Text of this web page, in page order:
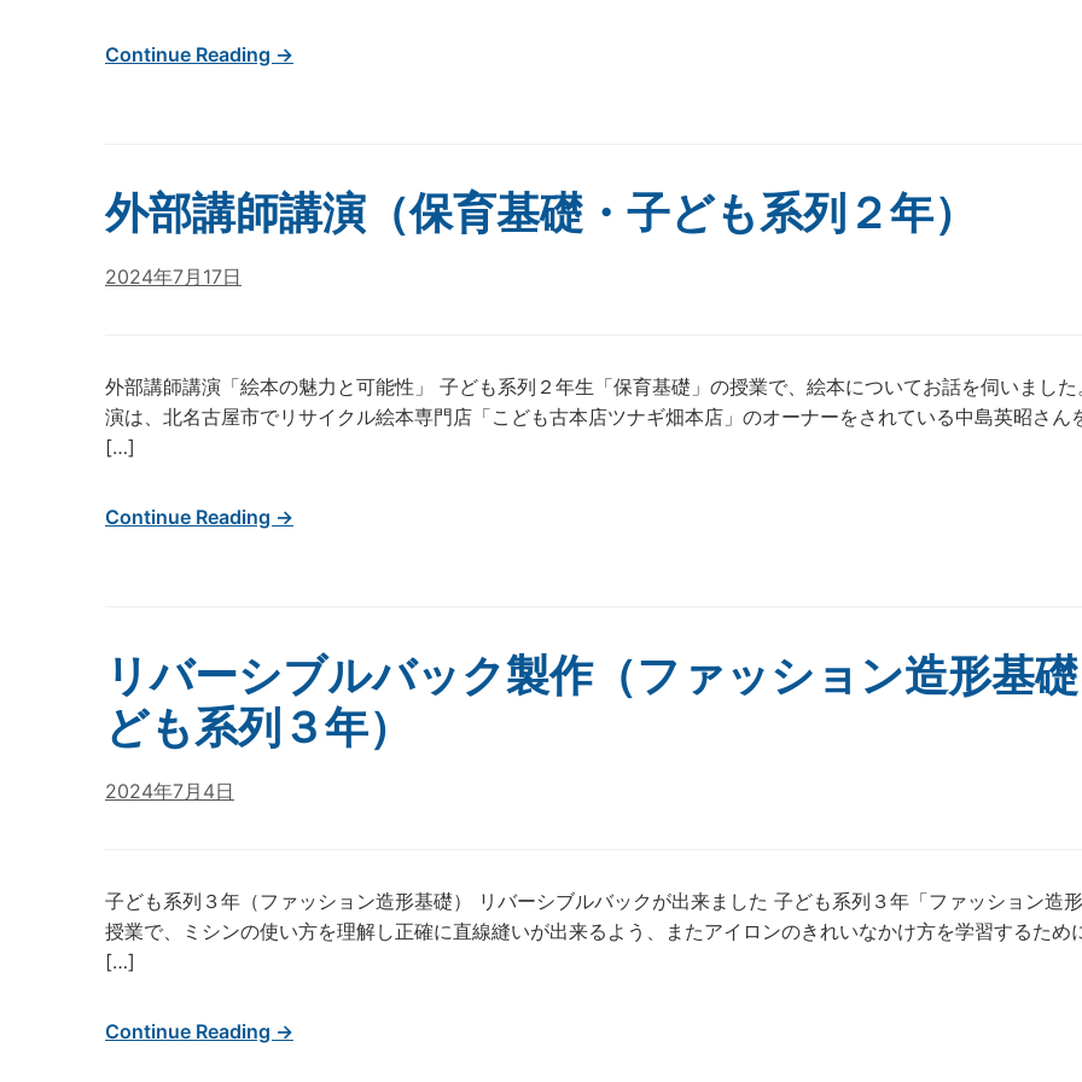
Continue Reading →
外部講師講演（保育基礎・子ども系列２年）
2024年7月17日
外部講師講演「絵本の魅力と可能性」 子ども系列２年生「保育基礎」の授業で、絵本についてお話を伺いまし
演は、北名古屋市でリサイクル絵本専門店「こども古本店ツナギ畑本店」のオーナーをされている中島英昭さん
[…]
Continue Reading →
リバーシブルバック製作（ファッション造形基
ども系列３年）
2024年7月4日
子ども系列３年（ファッション造形基礎） リバーシブルバックが出来ました 子ども系列３年「ファッション造
授業で、ミシンの使い方を理解し正確に直線縫いが出来るよう、またアイロンのきれいなかけ方を学習するため
[…]
Continue Reading →